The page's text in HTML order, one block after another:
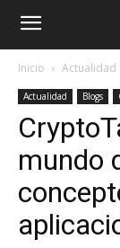
Inicio Actualidad
Actualidad Blogs
mundo